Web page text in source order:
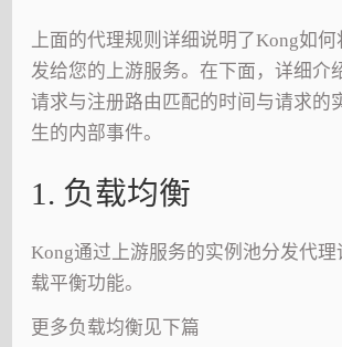
上面的代理规则详细说明了Kong如
发给您的上游服务。在下面，详细介
请求与注册路由匹配的时间与请求的
生的内部事件。
1. 负载均衡
Kong通过上游服务的实例池分发代理
载平衡功能。
更多负载均衡见下篇